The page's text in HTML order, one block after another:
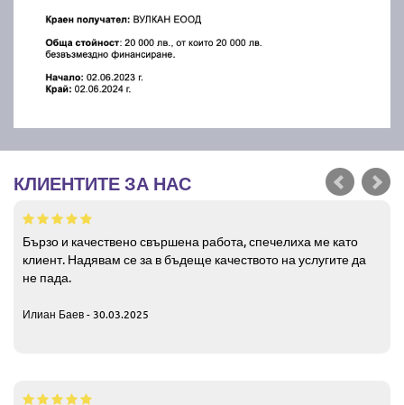
КЛИЕНТИТЕ ЗА НАС
Бързо и качествено свършена работа, спечелиха ме като
клиент. Надявам се за в бъдеще качеството на услугите да
не пада.
Илиан Баев - 30.03.2025